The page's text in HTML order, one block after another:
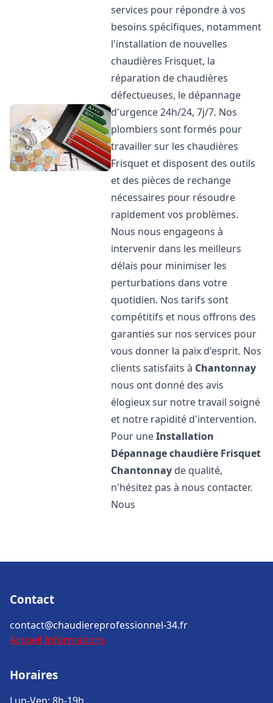
services pour répondre à vos
besoins spécifiques, notamment
l'installation de nouvelles
chaudières Frisquet, la
réparation de chaudières
défectueuses, le dépannage
d'urgence 24h/24, 7j/7. Nos
plombiers sont formés pour
travailler sur les chaudières
Frisquet et disposent des outils
et des pièces de rechange
nécessaires pour résoudre
rapidement vos problèmes.
Nous nous engageons à
intervenir dans les meilleurs
délais pour minimiser les
perturbations dans votre
quotidien. Nos tarifs sont
compétitifs et nous offrons des
garanties sur nos services pour
vous donner la paix d'esprit. Nos
clients satisfaits à Chantonnay
nous ont donné des avis
élogieux sur notre travail soigné
et notre rapidité d'intervention.
Pour uneInstallation
Dépannage chaudière Frisquet
Chantonnay de qualité,
n'hésitez pas à nous contacter.
Nous
Contact
contact@chaudiereprofessionnel-34.fr
Accueil Informations
Horaires